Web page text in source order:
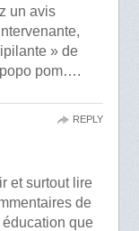
un avis
» de
pom….
et surtout lire
de
que
REPLY